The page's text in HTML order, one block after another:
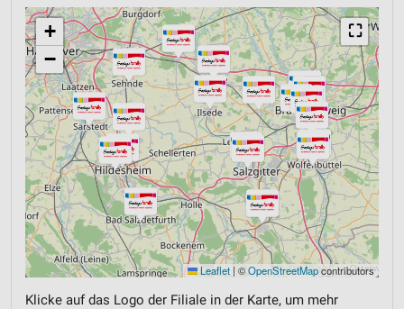
⛶
+
−
Leaflet | ©OpenStreetMapcontributors
Klicke auf das Logo der Filiale in der Karte, um mehr